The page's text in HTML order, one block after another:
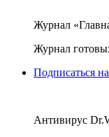
Журнал
Журнал
Подписаться
Антивирус